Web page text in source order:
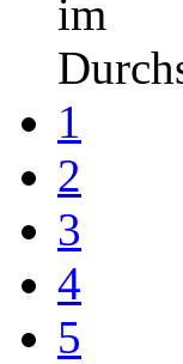
im
1
2
3
4
5